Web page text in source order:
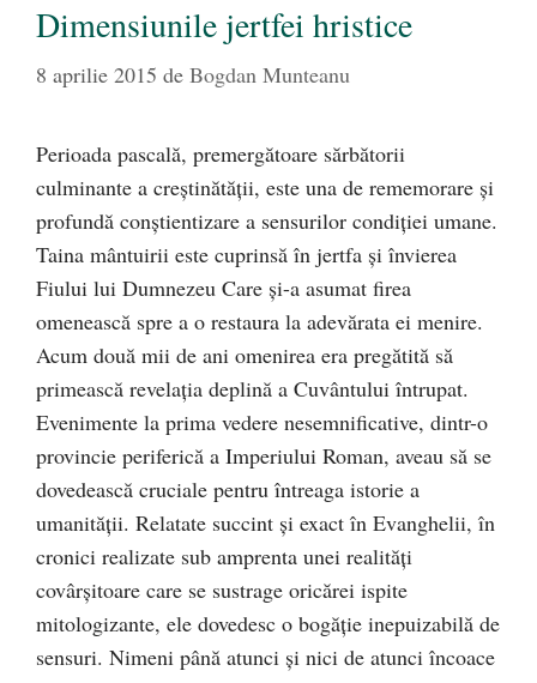
Dimensiunile jertfei hristice
8 aprilie 2015 de Bogdan Munteanu
Perioada pascală, premergătoare sărbătorii
culminante a creştinătăţii, este una de rememorare şi
profundă conştientizare a sensurilor condiţiei umane.
Taina mântuirii este cuprinsă în jertfa şi învierea
Fiului lui Dumnezeu Care şi-a asumat firea
omenească spre a o restaura la adevărata ei menire.
Acum două mii de ani omenirea era pregătită să
primească revelaţia deplină a Cuvântului întrupat.
Evenimente la prima vedere nesemnificative, dintr-o
provincie periferică a Imperiului Roman, aveau să se
dovedească cruciale pentru întreaga istorie a
umanităţii. Relatate succint şi exact în Evanghelii, în
cronici realizate sub amprenta unei realităţi
covârşitoare care se sustrage oricărei ispite
mitologizante, ele dovedesc o bogăţie inepuizabilă de
sensuri. Nimeni până atunci şi nici de atunci încoace